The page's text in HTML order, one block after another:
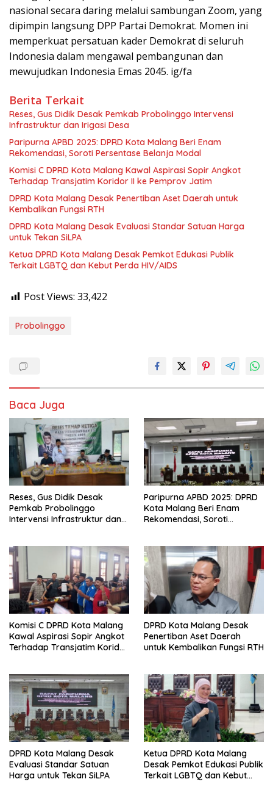
nasional secara daring melalui sambungan Zoom, yang
dipimpin langsung DPP Partai Demokrat. Momen ini
memperkuat persatuan kader Demokrat di seluruh
Indonesia dalam mengawal pembangunan dan
mewujudkan Indonesia Emas 2045. ig/fa
Berita Terkait
Reses, Gus Didik Desak Pemkab Probolinggo Intervensi
Infrastruktur dan Irigasi Desa
Paripurna APBD 2025: DPRD Kota Malang Beri Enam
Rekomendasi, Soroti Persentase Belanja Modal
Komisi C DPRD Kota Malang Kawal Aspirasi Sopir Angkot
Terhadap Transjatim Koridor II ke Pemprov Jatim
DPRD Kota Malang Desak Penertiban Aset Daerah untuk
Kembalikan Fungsi RTH
DPRD Kota Malang Desak Evaluasi Standar Satuan Harga
untuk Tekan SiLPA
Ketua DPRD Kota Malang Desak Pemkot Edukasi Publik
Terkait LGBTQ dan Kebut Perda HIV/AIDS
Post Views: 33,422
Probolinggo
Baca Juga
Reses, Gus Didik Desak
Pemkab Probolinggo
Intervensi Infrastruktur dan
Paripurna APBD 2025: DPRD
Kota Malang Beri Enam
Rekomendasi, Soroti
Komisi C DPRD Kota Malang
Kawal Aspirasi Sopir Angkot
Terhadap Transjatim Koridor
DPRD Kota Malang Desak
Penertiban Aset Daerah
untuk Kembalikan Fungsi RTH
DPRD Kota Malang Desak
Evaluasi Standar Satuan
Harga untuk Tekan SiLPA
Ketua DPRD Kota Malang
Desak Pemkot Edukasi Publik
Terkait LGBTQ dan Kebut